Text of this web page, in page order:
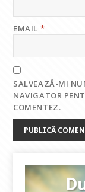
EMAIL *
SALVEAZĂ-MI
NAVIGATOR
COMENTEZ.